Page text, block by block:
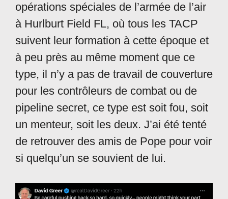
opérations spéciales de l’armée de l’air
à Hurlburt Field FL, où tous les TACP
suivent leur formation à cette époque et
à peu près au même moment que ce
type, il n’y a pas de travail de couverture
pour les contrôleurs de combat ou de
pipeline secret, ce type est soit fou, soit
un menteur, soit les deux. J’ai été tenté
de retrouver des amis de Pope pour voir
si quelqu’un se souvient de lui.